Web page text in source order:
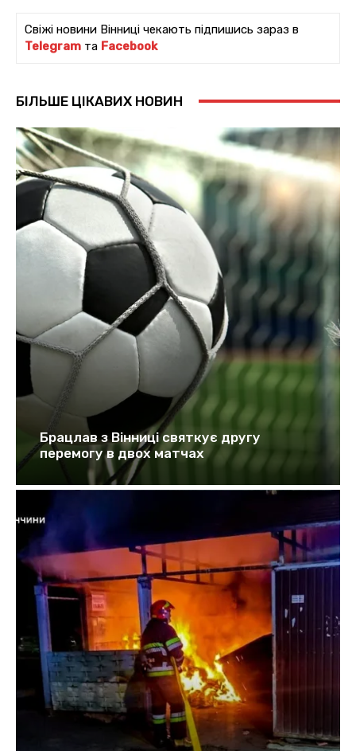
Свіжі новини Вінниці чекають підпишись зараз в
Telegram та Facebook
БІЛЬШЕ ЦІКАВИХ НОВИН
Брацлав з Вінниці святкує другу
перемогу в двох матчах